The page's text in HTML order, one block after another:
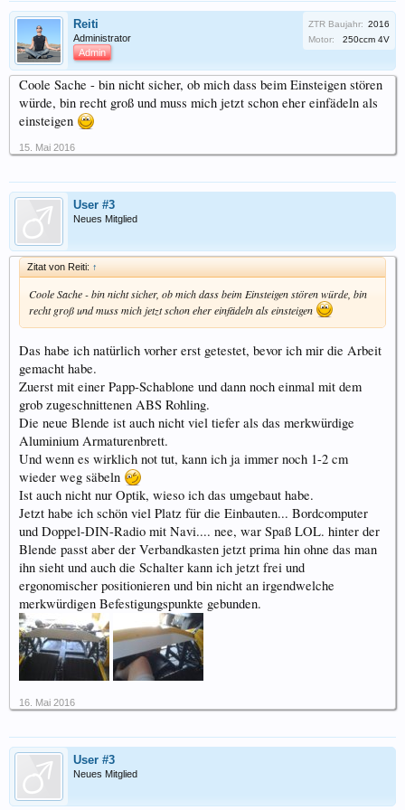
Reiti
Administrator
Admin
ZTR Baujahr: 2016
Motor:
250ccm 4V
Coole Sache - bin nicht sicher, ob mich dass beim Einsteigen stören
würde, bin recht groß und muss mich jetzt schon eher einfädeln als
einsteigen
15. Mai 2016
User #3
Neues Mitglied
Zitat von Reiti: ↑
Coole Sache - bin nicht sicher, ob mich dass beim Einsteigen stören würde, bin
recht groß und muss mich jetzt schon eher einfädeln als einsteigen
Das habe ich natürlich vorher erst getestet, bevor ich mir die Arbeit
gemacht habe.
Zuerst mit einer Papp-Schablone und dann noch einmal mit dem
grob zugeschnittenen ABS Rohling.
Die neue Blende ist auch nicht viel tiefer als das merkwürdige
Aluminium Armaturenbrett.
Und wenn es wirklich not tut, kann ich ja immer noch 1-2 cm
wieder weg säbeln
Ist auch nicht nur Optik, wieso ich das umgebaut habe.
Jetzt habe ich schön viel Platz für die Einbauten... Bordcomputer
und Doppel-DIN-Radio mit Navi.... nee, war Spaß LOL. hinter der
Blende passt aber der Verbandkasten jetzt prima hin ohne das man
ihn sieht und auch die Schalter kann ich jetzt frei und
ergonomischer positionieren und bin nicht an irgendwelche
merkwürdigen Befestigungspunkte gebunden.
16. Mai 2016
User #3
Neues Mitglied